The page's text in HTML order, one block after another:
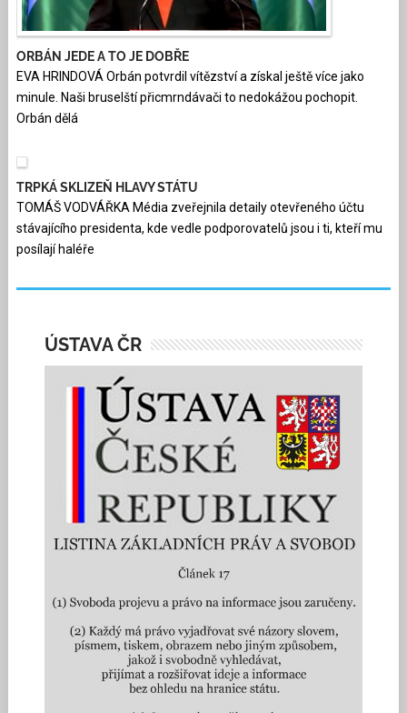
ORBÁN JEDE A TO JE DOBŘE
EVA HRINDOVÁ Orbán potvrdil vítězství a získal ještě více jako
minule. Naši bruselští přicmrndávači to nedokážou pochopit.
Orbán dělá
TRPKÁ SKLIZEŇ HLAVY STÁTU
TOMÁŠ VODVÁŘKA Média zveřejnila detaily otevřeného účtu
stávajícího presidenta, kde vedle podporovatelů jsou i ti, kteří mu
posílají haléře
ÚSTAVA ČR